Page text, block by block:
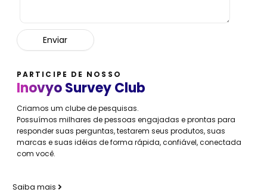
PARTICIPE DE NOSSO
Inovyo Survey Club
Criamos um clube de pesquisas.
Possuímos milhares de pessoas engajadas e prontas para
responder suas perguntas, testarem seus produtos, suas
marcas e suas idéias de forma rápida, confiável, conectada
com você.
Saiba mais